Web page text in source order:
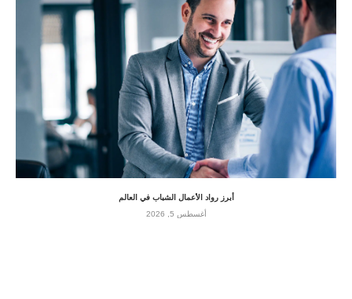
أبرز رواد الأعمال الشباب في العالم
أغسطس 5, 2026